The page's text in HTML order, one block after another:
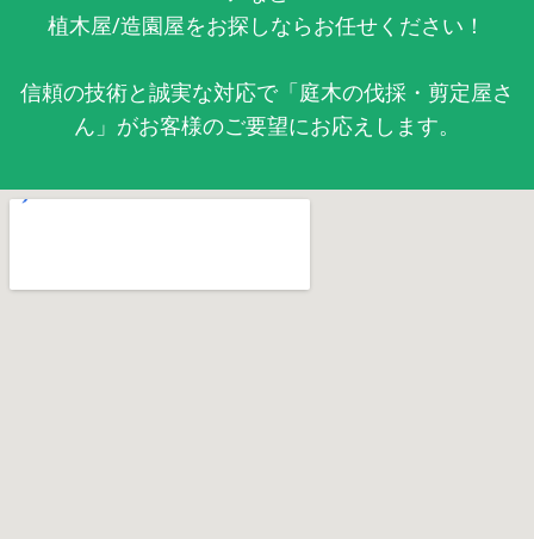
植木屋/造園屋をお探しならお任せください！
信頼の技術と誠実な対応で「庭木の伐採・剪定屋さ
ん」がお客様のご要望にお応えします。